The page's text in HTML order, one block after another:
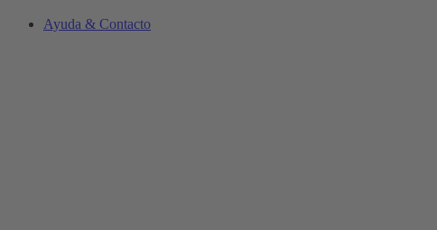
Ayuda & Contacto